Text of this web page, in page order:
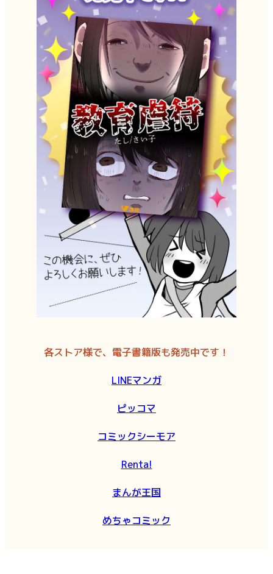
各ストア様で、電子書籍版も発売中です！
LINEマンガ
ピッコマ
コミックシーモア
Renta!
まんが王国
めちゃコミック